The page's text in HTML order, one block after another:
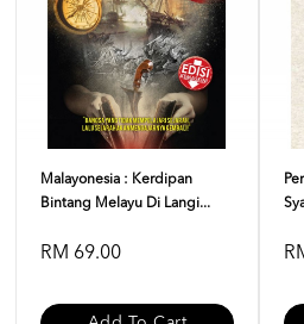
Malayonesia : Kerdipan
Bintang Melayu Di Langi...
RM 69.00